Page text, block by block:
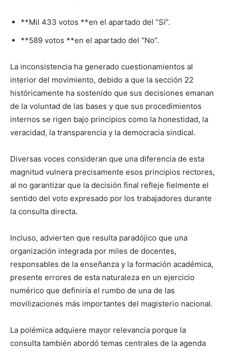
**Mil 433 votos **en el apartado del “Sí”.
**589 votos **en el apartado del “No”.
La inconsistencia ha generado cuestionamientos al
interior del movimiento, debido a que la sección 22
históricamente ha sostenido que sus decisiones emanan
de la voluntad de las bases y que sus procedimientos
internos se rigen bajo principios como la honestidad, la
veracidad, la transparencia y la democracia sindical.
Diversas voces consideran que una diferencia de esta
magnitud vulnera precisamente esos principios rectores,
al no garantizar que la decisión final refleje fielmente el
sentido del voto expresado por los trabajadores durante
la consulta directa.
Incluso, advierten que resulta paradójico que una
organización integrada por miles de docentes,
responsables de la enseñanza y la formación académica,
presente errores de esta naturaleza en un ejercicio
numérico que definiría el rumbo de una de las
movilizaciones más importantes del magisterio nacional.
La polémica adquiere mayor relevancia porque la
consulta también abordó temas centrales de la agenda